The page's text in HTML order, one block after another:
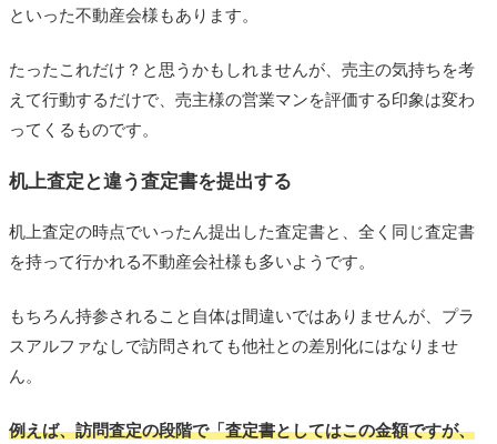
といった不動産会様もあります。
たったこれだけ？と思うかもしれませんが、売主の気持ちを考
えて行動するだけで、売主様の営業マンを評価する印象は変わ
ってくるものです。
机上査定と違う査定書を提出する
机上査定の時点でいったん提出した査定書と、全く同じ査定書
を持って行かれる不動産会社様も多いようです。
もちろん持参されること自体は間違いではありませんが、プラ
スアルファなしで訪問されても他社との差別化にはなりませ
ん。
例えば、訪問査定の段階で「査定書としてはこの金額ですが、